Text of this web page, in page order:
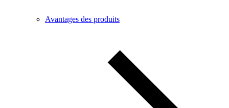
Avantages des produits